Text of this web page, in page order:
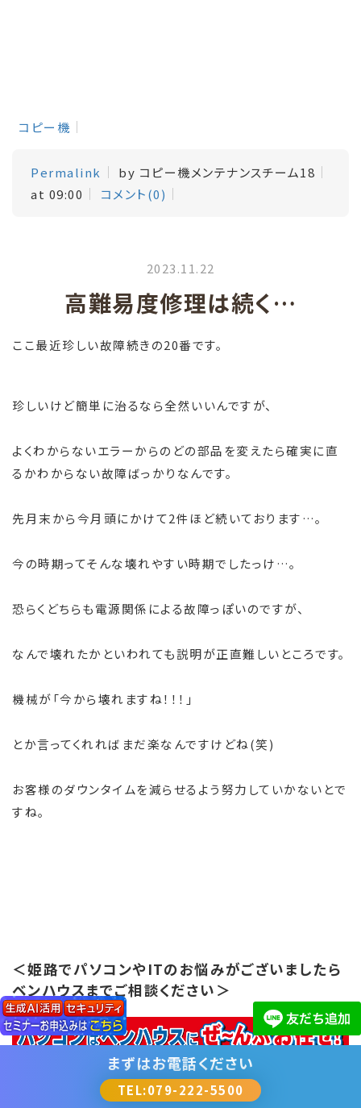
まずはお電話ください
TEL:079-222-5500
コピー機
Permalink
by コピー機メンテナンスチーム18
at 09:00
コメント(0)
2023.11.22
高難易度修理は続く…
ここ最近珍しい故障続きの20番です。
珍しいけど簡単に治るなら全然いいんですが、
よくわからないエラーからのどの部品を変えたら確実に直
るかわからない故障ばっかりなんです。
先月末から今月頭にかけて2件ほど続いております…。
今の時期ってそんな壊れやすい時期でしたっけ…。
恐らくどちらも電源関係による故障っぽいのですが、
なんで壊れたかといわれても説明が正直難しいところです。
機械が「今から壊れますね！！！」
とか言ってくれればまだ楽なんですけどね(笑)
お客様のダウンタイムを減らせるよう努力していかないとで
すね。
＜姫路でパソコンやITのお悩みがございましたら
ベンハウスまでご相談ください＞